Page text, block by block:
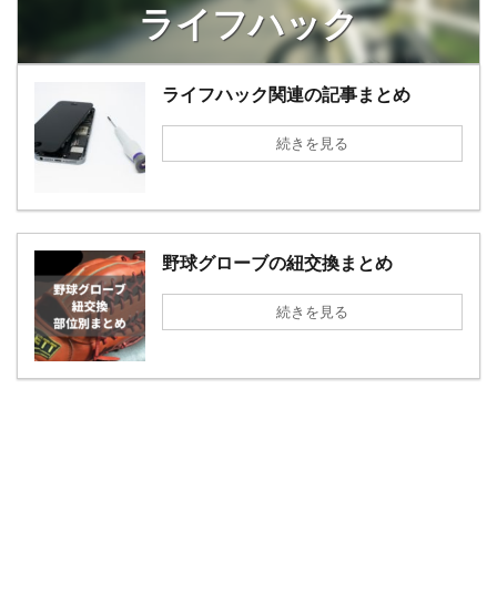
ライフハック
ライフハック関連の記事まとめ
続きを見る
野球グローブの紐交換まとめ
続きを見る